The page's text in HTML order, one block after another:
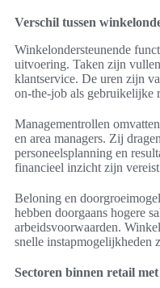
Verschil tussen
Winkelondersteunende
uitvoering. Taken zijn
klantservice. De uren zijn
on-the-job als gebruikelijke
Managementrollen
en area managers. Zij
personeelsplanning en
financieel inzicht zijn
Beloning en
hebben doorgaans hogere
arbeidsvoorwaarden.
snelle instapmogelijkheden
Sectoren binnen retail